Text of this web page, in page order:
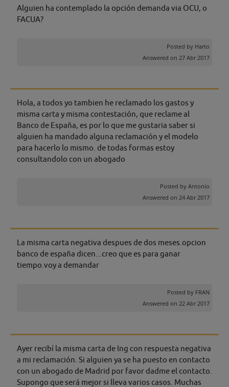
Alguien ha contemplado la opción demanda via OCU, o
FACUA?
Posted by Harto
Answered on 27 Abr 2017
Hola, a todos yo tambien he reclamado los gastos y
misma carta y misma contestación, que reclame al
Banco de España, es por lo que me gustaria saber si
alguien ha mandado alguna reclamación y el modelo
para hacerlo lo mismo. de todas formas estoy
consultandolo con un abogado
Posted by Antonio
Answered on 24 Abr 2017
La misma carta negativa despues de dos meses.opcion
banco de españa dicen...creo que es para ganar
tiempo.voy a demandar
Posted by FRAN
Answered on 22 Abr 2017
Ayer recibí la misma carta de Ing con respuesta negativa
a mi reclamación. Si alguien ya se ha puesto en contacto
con un abogado de Madrid por favor dadme el contacto.
Supongo que será mejor si lleva varios casos. Muchas